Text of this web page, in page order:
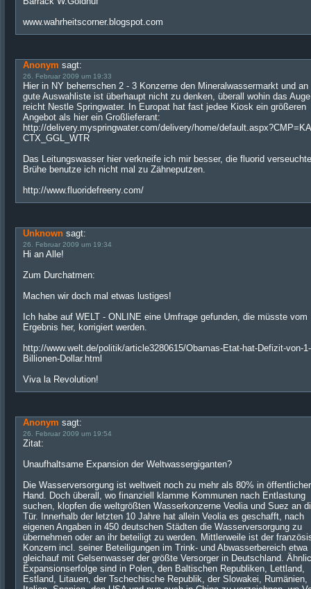
www.wahrheitscorner.blogspot.com
Anonym sagt:
26. Februar 2009 um 19:33
Hier in NY beherrschen 2 - 3 Konzerne den Mineralwassermarkt und an
gute Auswahliste ist überhaupt nicht zu denken, überall wohin das Auge
reicht Nestle Springwater. In Europat hat fast jedee Kiosk ein größeren
Angebot als hier ein Großlieferant:
http://delivery.myspringwater.com/delivery/home/
CTX_GGL_WTR
Das Leitungswasser hier verkneife ich mir besser, die fluorid verseuchte
Brühe benutze ich nicht mal zu Zähneputzen.
http://www.fluoridefreeny.com/
Unknown sagt:
26. Februar 2009 um 19:34
Hi an Alle!
Zum Durchatmen:
Machen wir doch mal etwas lustiges!
Ich habe auf WELT - ONLINE eine Umfrage gefunden, die müsste vom
Ergebnis her, korrigiert werden.
http://www.welt.de/politik/article3280615/Obamas-Etat-hat-Defizit-von-
Billionen-Dollar.html
Viva la Revolution!
Anonym sagt:
26. Februar 2009 um 19:54
Zitat:
Unaufhaltsame Expansion der Weltwassergiganten?
Die Wasserversorgung ist weltweit noch zu mehr als 80% in öffentlicher
Hand. Doch überall, wo finanziell klamme Kommunen nach Entlastung
suchen, klopfen die weltgrößten Wasserkonzerne Veolia und Suez an
Tür. Innerhalb der letzten 10 Jahre hat allein Veolia es geschafft, nach
eigenen Angaben in 450 deutschen Städten die Wasserversorgung zu
übernehmen oder an ihr beteiligt zu werden. Mittlerweile ist der
Konzern incl. seiner Beteiligungen im Trink- und Abwasserbereich etwa
gleichauf mit Gelsenwasser der größte Versorger in Deutschland.
Expansionserfolge sind in Polen, den Baltischen Republiken, Lettland,
Estland, Litauen, der Tschechische Republik, der Slowakei, Rumänien,